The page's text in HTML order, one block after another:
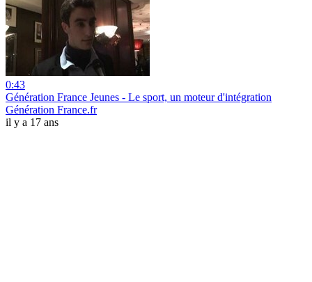
0:43
Génération France Jeunes - Le sport, un moteur d'intégration
Génération France.fr
il y a 17 ans